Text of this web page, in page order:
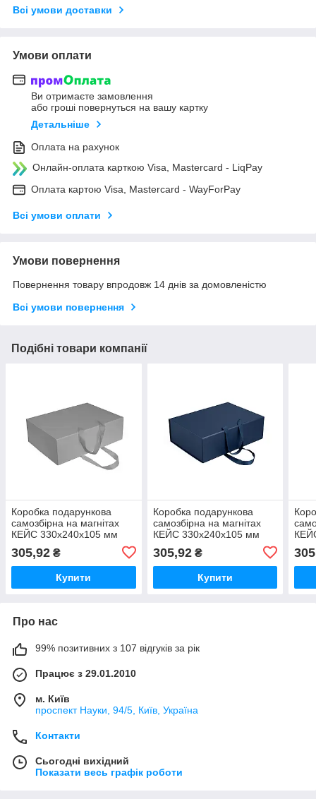
Всі умови доставки
Умови оплати
Ви отримаєте замовлення
або гроші повернуться на вашу картку
Детальніше
Оплата на рахунок
Онлайн-оплата карткою Visa, Mastercard - LiqPay
Оплата картою Visa, Mastercard - WayForPay
Всі умови оплати
Умови повернення
Повернення товару впродовж 14 днів за домовленістю
Всі умови повернення
Подібні товари компанії
Коробка подарункова
самозбірна на магнітах
КЕЙС 330х240х105 мм
305,92 ₴
Купити
Коробка подарункова
самозбірна на магнітах
КЕЙС 330х240х105 мм
305,92₴
Купити
Про нас
99% позитивних з 107 відгуків за рік
Працює з 29.01.2010
м. Київ
проспект Науки, 94/5, Київ, Україна
Контакти
Сьогодні вихідний
Показати весь графік роботи